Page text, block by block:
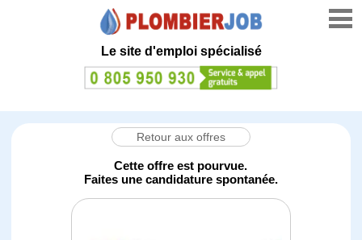
Le site d'emploi spécialisé
Retour aux offres
Cette offre est pourvue.
Faites une candidature spontanée.